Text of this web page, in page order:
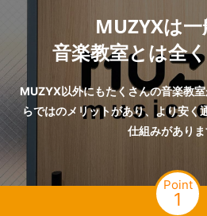
MUZYXは
音楽教室とは全く
MUZYX以外にもたくさんの音楽教
らではのメリットがあり、より安く
仕組みがありま
Point
1